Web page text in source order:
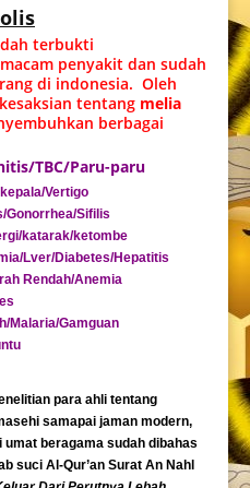
terbukti
penyakit dan sudah
di indonesia. Oleh
tentang melia
berbagai
TBC/Paru-paru
Vertigo
Gonorrhea/Sifilis
katarak/ketombe
Lver/Diabetes/Hepatitis
Rendah/Anemia
Malaria/Gamguan
para ahli tentang
samapai jaman modern,
beragama sudah dibahas
suci Al-Qur’an Surat An Nahl